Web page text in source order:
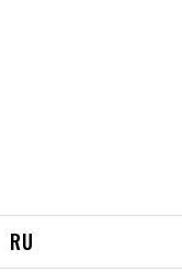
RU